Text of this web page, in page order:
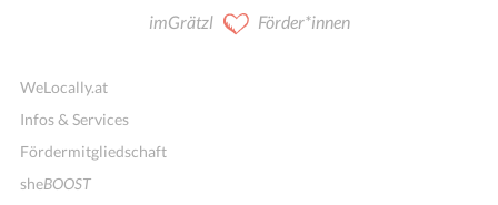
imGrätzl Förder*innen
WeLocally.at
Infos & Services
Fördermitgliedschaft
sheBOOST